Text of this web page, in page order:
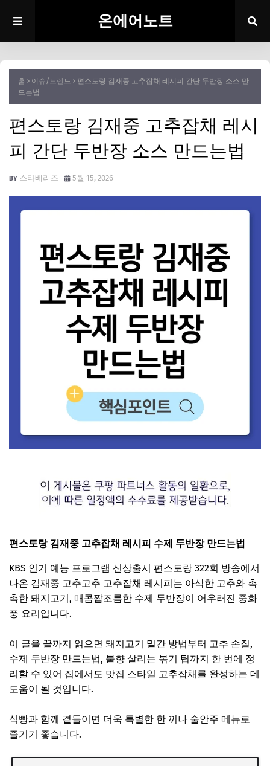
온에어노트
홈 이슈/트렌드
편스토랑 김재중 고추잡채 레시피 간단 두반장 소스 만
드는법
편스토랑 김재중 고추잡채 레시
피 간단 두반장 소스 만드는법
스타베리즈 5월 15, 2026
편스토랑 김재중 고추잡채 레시피 수제 두반장 만드는법
KBS 인기 예능 프로그램 신상출시 편스토랑 322회 방송에서
나온 김재중 고추고추 고추잡채 레시피는 아삭한 고추와 촉
촉한 돼지고기, 매콤짭조름한 수제 두반장이 어우러진 중화
풍 요리입니다.
이 글을 끝까지 읽으면 돼지고기 밑간 방법부터 고추 손질,
수제 두반장 만드는법, 불향 살리는 볶기 팁까지 한 번에 정
리할 수 있어 집에서도 맛집 스타일 고추잡채를 완성하는 데
도움이 될 것입니다.
식빵과 함께 곁들이면 더욱 특별한 한 끼나 술안주 메뉴로
즐기기 좋습니다.